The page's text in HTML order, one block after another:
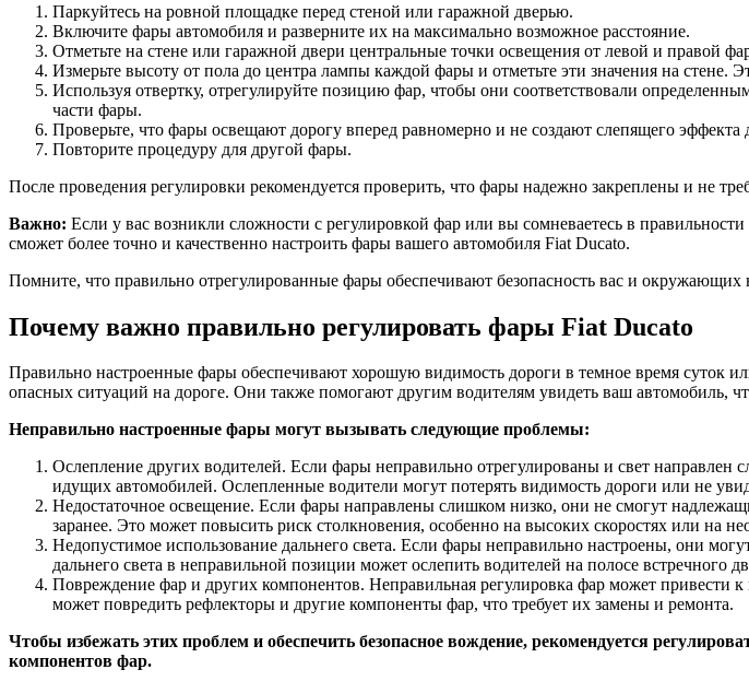
Паркуйтесь на ровной площадке перед стеной или гаражной дверью.
Включите фары автомобиля и разверните их на максимально возможное расстояние.
Отметьте на стене или гаражной двери центральные точки освещения от левой и правой
Измерьте высоту от пола до центра лампы каждой фары и отметьте эти значения на
Используя отвертку, отрегулируйте позицию фар, чтобы они соответствовали
части фары.
Проверьте, что фары освещают дорогу вперед равномерно и не создают слепящего эффекта
Повторите процедуру для другой фары.
После проведения регулировки рекомендуется проверить, что фары надежно закреплены и не
Важно: Если у вас возникли сложности с регулировкой фар или вы сомневаетесь в
сможет более точно и качественно настроить фары вашего автомобиля Fiat Ducato.
Помните, что правильно отрегулированные фары обеспечивают безопасность вас и окружающих
Почему важно правильно регулировать фары Fiat Ducato
Правильно настроенные фары обеспечивают хорошую видимость дороги в темное время суток
опасных ситуаций на дороге. Они также помогают другим водителям увидеть ваш автомобиль,
Неправильно настроенные фары могут вызывать следующие проблемы:
Ослепление других водителей. Если фары неправильно отрегулированы и свет
идущих автомобилей. Ослепленные водители могут потерять видимость дороги или не
Недостаточное освещение. Если фары направлены слишком низко, они не смогут
заранее. Это может повысить риск столкновения, особенно на высоких скоростях или на
Недопустимое использование дальнего света. Если фары неправильно настроены, они
дальнего света в неправильной позиции может ослепить водителей на полосе встречного
Повреждение фар и других компонентов. Неправильная регулировка фар может
может повредить рефлекторы и другие компоненты фар, что требует их замены и ремонта.
Чтобы избежать этих проблем и обеспечить безопасное вождение, рекомендуется
компонентов фар.